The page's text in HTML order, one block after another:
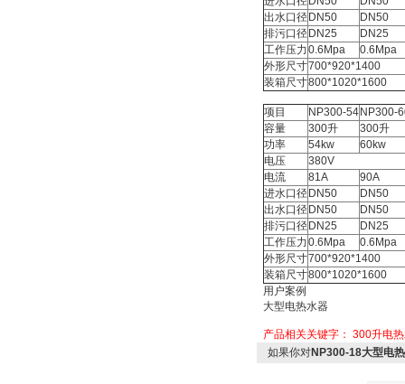
出水口径 DN50
DN50
排污口径 DN25
DN25
工作压力0.6Mpa
0.6Mpa
外形尺寸700*920*1400
装箱尺寸800*1020*1600
项目 NP300-54 NP300-
容量
300升
300升
功率
54kw
60kw
电压
380V
电流
81A
90A
进水口径 DN50
DN50
出水口径 DN50
DN50
排污口径 DN25
DN25
工作压力0.6Mpa
0.6Mpa
外形尺寸700*920*1400
装箱尺寸800*1020*1600
用户案例
大型电热水器
产品相关关键字： 300升电
如果你对NP300-18大型电